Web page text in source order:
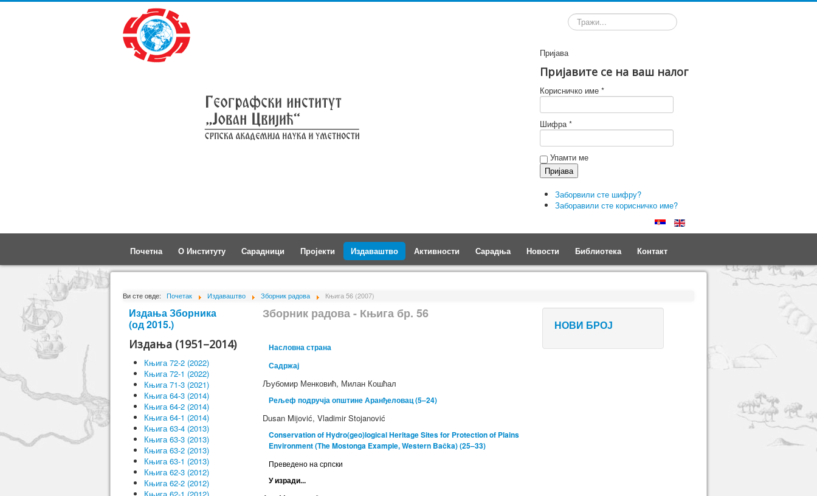
Претрага
Пријава
Пријавите се на ваш налог
Корисничко име *
Шифра *
Упамти ме
Заборвили сте шифру?
Заборавили сте корисничко име?
Почетна О Институту Сарадници Пројекти Издаваштво Активности Сарадња Новости Библиотека Контакт
Ви сте овде: Почетак Издаваштво Зборник радова Књига 56 (2007)
Издања Зборника
(од 2015.)
Издања (1951–2014)
Књига 72-2 (2022)
Књига 72-1 (2022)
Књига 71-3 (2021)
Књига 64-3 (2014)
Књига 64-2 (2014)
Књига 64-1 (2014)
Књига 63-4 (2013)
Књига 63-3 (2013)
Књига 63-2 (2013)
Књига 63-1 (2013)
Књига 62-3 (2012)
Књига 62-2 (2012)
Зборник радова - Књига бр. 56
Насловна страна
Садржај
Љубомир Менковић, Милан Кошћал
Рељеф подручја општине Аранђеловац (5–24)
Dusan Mijović, Vladimir Stojanović
Conservation of Hydro(geo)logical Heritage Sites for Protection of Plains
Environment (The Mostonga Example, Western Bačka) (25–33)
Преведено на српски
У изради...
НОВИ БРОЈ